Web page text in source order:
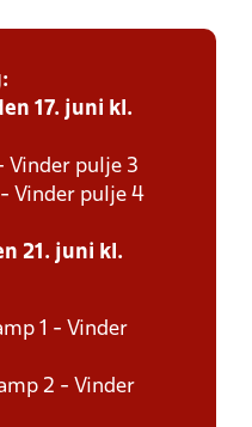
17. juni kl.
Vinder pulje 3
Vinder pulje 4
21. juni kl.
1 - Vinder
2 - Vinder